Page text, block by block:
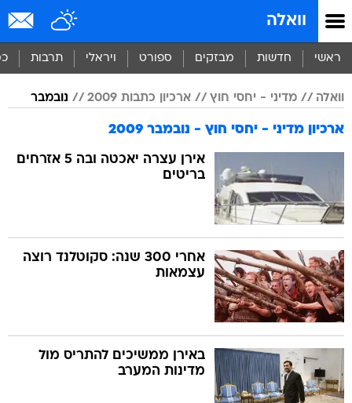
וואלה
ראשי חדשות מבזקים ספורט ויראלי תרבות
וואלה מדיני - יחסי חוץ ארכיון כתבות 2009 נובמבר
ארכיון מדיני - יחסי חוץ - נובמבר 2009
אירן עצרה יאכטה ובה 5 אזרחים
בריטים
אחרי 300 שנה: סקוטלנד רוצה
עצמאות
באירן ממשיכים להתריס מול
מדינות המערב